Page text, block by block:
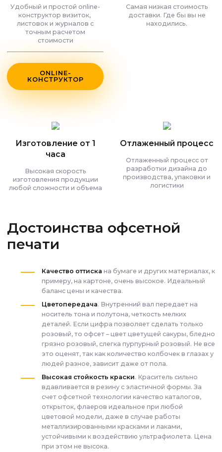
Удобный и простой online-
конструктор визиток,
листовок и журналов с
точным расчетом
стоимости
ONLINE-
КОНСТРУКТОР
Самая низкая стоимость
доставки. Где бы вы не
находились.
Изготовление от 1
часа
Высокая скорость
изготовления продукции
любой сложности и объема
Отлаженный процесс
Отлаженный процесс от
разработки дизайна до
производства, упаковки и
логистики
Достоинства офсетной
печати
Качество оттиска на бумаге и других материалах, к
примеру, на картоне, очень высокое. Идеальный
баланс цены и качества.
Цветопередача. Внутренний вал передает на
носитель тона и полутона, четкость мелких
деталей. Если цифра позволяет сделать только
розовый, то офсет – цвет цветущей сакуры, бледно
грязно розовый, слегка пурпурный розовый. Не все
это оценят, так как количество колбочек в глазах у
людей разное, зависит даже от пола.
Высокая стойкость краски. Краситель сильно
вдавливается в резину с эластичной формы. За
счет офсетной технологии качество каталогов,
открыток, флаеров идеальное при любой
цветовой модели, даже в случае работы
металлизированными красками и лаками,
устойчивыми к воздействию ультрафиолета. Цена
при этом не высока.